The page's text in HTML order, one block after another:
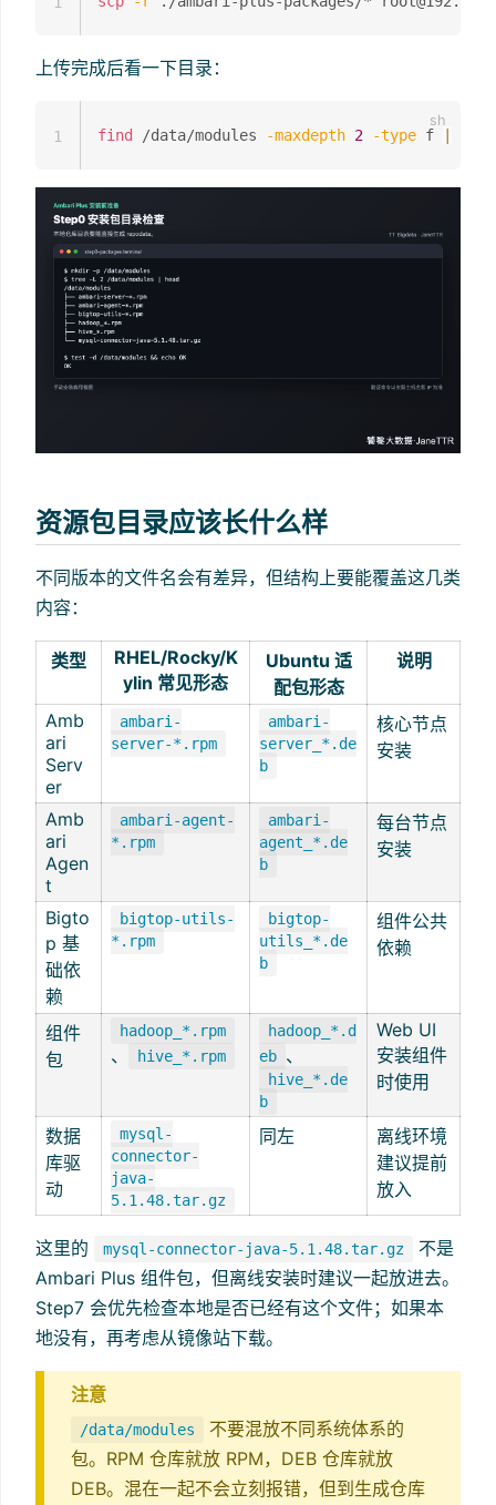
上传完成后看一下目录：
find /data/modules -maxdepth 2 -type f |
1
资源包目录应该长什么样
不同版本的文件名会有差异，但结构上要能覆盖这几类
内容：
类型
RHEL/Rocky/K
ylin 常见形态
Ubuntu 适
配包形态
说明
Amb
ari
Serv
er
ambari-
server-*.rpm
ambari-
server_*.de
b
核心节点
安装
Amb
ari
Agen
t
ambari-agent-
*.rpm
ambari-
agent_*.de
b
每台节点
安装
Bigto
p 基
础依
赖
bigtop-utils-
*.rpm
bigtop-
utils_*.de
b
组件公共
依赖
组件
包
hadoop_*.rpm
、 hive_*.rpm
hadoop_*.d
eb 、
hive_*.de
b
Web UI
安装组件
时使用
数据
库驱
动
mysql-
connector-
java-
5.1.48.tar.gz
同左
离线环境
建议提前
放入
这里的 mysql-connector-java-5.1.48.tar.gz
不是
Ambari Plus 组件包，但离线安装时建议一起放进去。
Step7 会优先检查本地是否已经有这个文件；如果本
地没有，再考虑从镜像站下载。
注意
/data/modules
不要混放不同系统体系的
包。RPM 仓库就放 RPM，DEB 仓库就放
DEB。混在一起不会立刻报错，但到生成仓库